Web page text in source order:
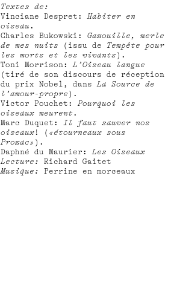
Textes de:
Vinciane Despret: Habiter en
oiseau .
Charles Bukowski: Gazouille, merle
de mes nuits (issu de Tempête pour
les morts et les vivants ).
Toni Morrison: L’Oiseau langue
(tiré de son discours de réception
du prix Nobel, dans La Source de
l’amour-propre ).
Victor Pouchet: Pourquoi les
oiseaux meurent.
Marc Duquet:
Il faut sauver nos
oiseaux! ( «étourneaux sous
Prozac» ).
Daphné du Maurier: Les Oiseaux
Lecture:
Richard Gaitet
Musique:
Perrine en morceaux